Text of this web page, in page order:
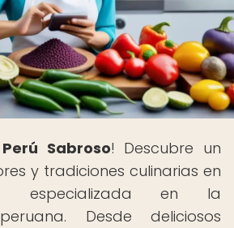
Perú Sabroso! Descubre un
y tradiciones culinarias en
especializada en la
Desde deliciosos